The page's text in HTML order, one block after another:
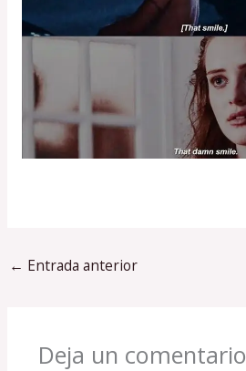
← Entrada anterior
Deja un comentario